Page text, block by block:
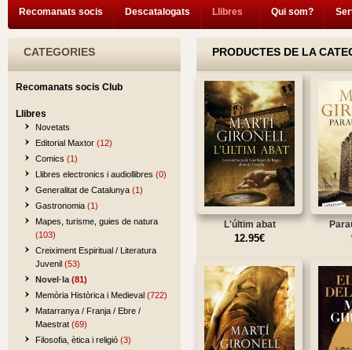
Recomanats socis Descatalogats Llibres Qui som?
CATEGORIES
Recomanats socis Club
Llibres
Novetats
Editorial Maxtor (12)
Comics (1)
Llibres electronics i audiollibres (0)
Generalitat de Catalunya (1)
Gastronomia (1)
Mapes, turisme, guies de natura
(103)
Creiximent Espiritual / Literatura
Juvenil (53)
Novel·la (81)
Memòria Històrica i Medieval (722)
Matarranya / Franja / Ebre /
Maestrat (69)
Filosofia, ètica i religió (3)
PRODUCTES DE LA
L'últim abat
12.95€